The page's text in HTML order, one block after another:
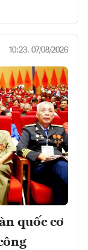
10:23, 07/08/2026
quốc cơ